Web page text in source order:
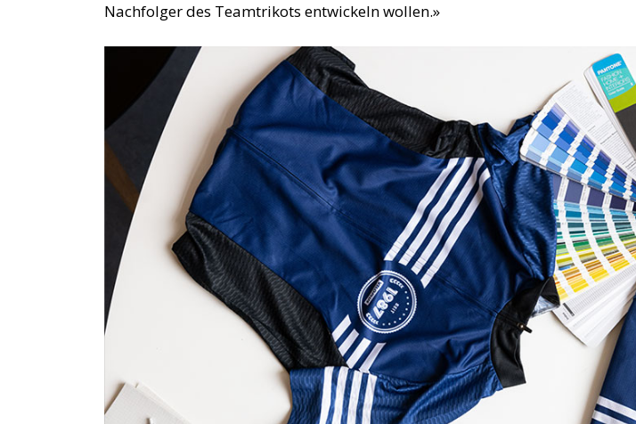
Nachfolger des Teamtrikots entwickeln wollen.»